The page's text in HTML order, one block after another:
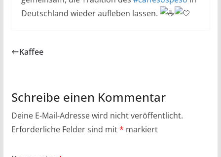
Deutschland wieder aufleben lassen.
Kaffee
Schreibe einen Kommentar
Deine E-Mail-Adresse wird nicht veröffentlicht.
Erforderliche Felder sind mit* markiert